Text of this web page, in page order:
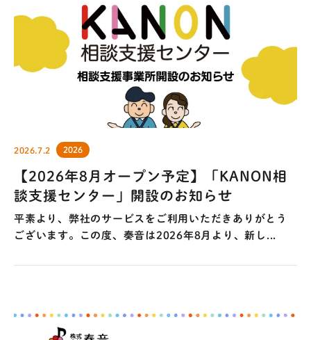
2026.7.2 2026
【2026年8月オープン予定】「KANON相
談支援センター」開設のお知らせ
平素より、弊社のサービスをご利用いただきありがとう
ございます。この度、奏音は2026年8月より、新し...